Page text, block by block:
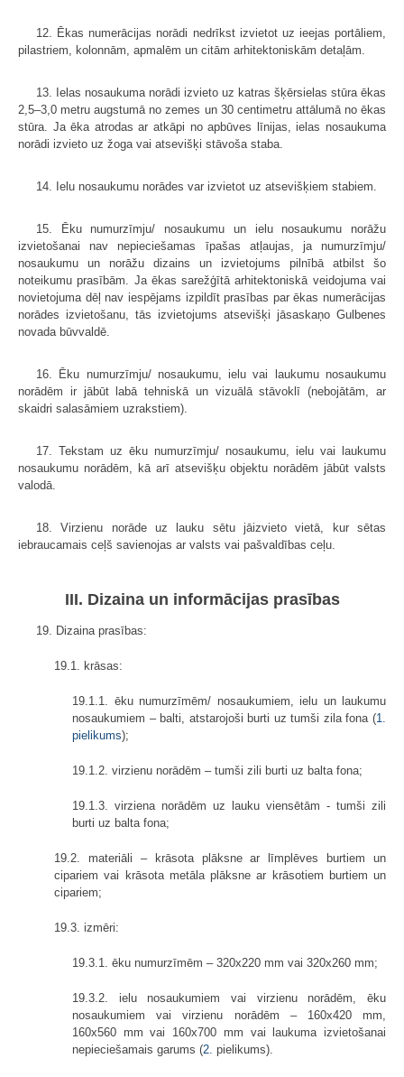
12. Ēkas numerācijas norādi nedrīkst izvietot uz ieejas portāliem,
pilastriem, kolonnām, apmalēm un citām arhitektoniskām detaļām.
13. Ielas nosaukuma norādi izvieto uz katras šķērsielas stūra ēkas
2,5–3,0 metru augstumā no zemes un 30 centimetru attālumā no ēkas
stūra. Ja ēka atrodas ar atkāpi no apbūves līnijas, ielas nosaukuma
norādi izvieto uz žoga vai atsevišķi stāvoša staba.
14. Ielu nosaukumu norādes var izvietot uz atsevišķiem stabiem.
15. Ēku numurzīmju/ nosaukumu un ielu nosaukumu norāžu
izvietošanai nav nepieciešamas īpašas atļaujas, ja numurzīmju/
nosaukumu un norāžu dizains un izvietojums pilnībā atbilst šo
noteikumu prasībām. Ja ēkas sarežģītā arhitektoniskā veidojuma vai
novietojuma dēļ nav iespējams izpildīt prasības par ēkas numerācijas
norādes izvietošanu, tās izvietojums atsevišķi jāsaskaņo Gulbenes
novada būvvaldē.
16. Ēku numurzīmju/ nosaukumu, ielu vai laukumu nosaukumu
norādēm ir jābūt labā tehniskā un vizuālā stāvoklī (nebojātām, ar
skaidri salasāmiem uzrakstiem).
17. Tekstam uz ēku numurzīmju/ nosaukumu, ielu vai laukumu
nosaukumu norādēm, kā arī atsevišķu objektu norādēm jābūt valsts
valodā.
18. Virzienu norāde uz lauku sētu jāizvieto vietā, kur sētas
iebraucamais ceļš savienojas ar valsts vai pašvaldības ceļu.
III. Dizaina un informācijas prasības
19. Dizaina prasības:
19.1. krāsas:
19.1.1. ēku numurzīmēm/ nosaukumiem, ielu un laukumu
nosaukumiem – balti, atstarojoši burti uz tumši zila fona (1.
pielikums);
19.1.2. virzienu norādēm – tumši zili burti uz balta fona;
19.1.3. virziena norādēm uz lauku viensētām - tumši zili
burti uz balta fona;
19.2. materiāli – krāsota plāksne ar līmplēves burtiem un
cipariem vai krāsota metāla plāksne ar krāsotiem burtiem un
cipariem;
19.3. izmēri:
19.3.1. ēku numurzīmēm – 320x220 mm vai 320x260 mm;
19.3.2. ielu nosaukumiem vai virzienu norādēm, ēku
nosaukumiem vai virzienu norādēm – 160x420 mm,
160x560 mm vai 160x700 mm vai laukuma izvietošanai
nepieciešamais garums (2. pielikums).